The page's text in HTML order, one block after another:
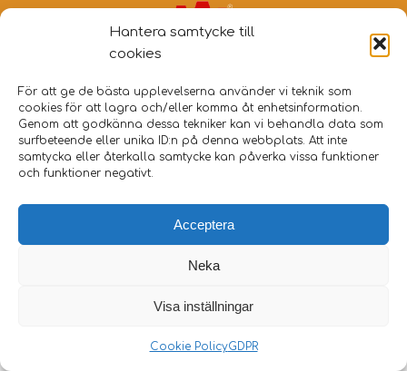
Hantera samtycke till
cookies
För att ge de bästa upplevelserna använder vi teknik som
cookies för att lagra och/eller komma åt enhetsinformation.
Genom att godkänna dessa tekniker kan vi behandla data som
surfbeteende eller unika ID:n på denna webbplats. Att inte
samtycka eller återkalla samtycke kan påverka vissa funktioner
och funktioner negativt.
Acceptera
Neka
Visa inställningar
Cookie PolicyGDPR